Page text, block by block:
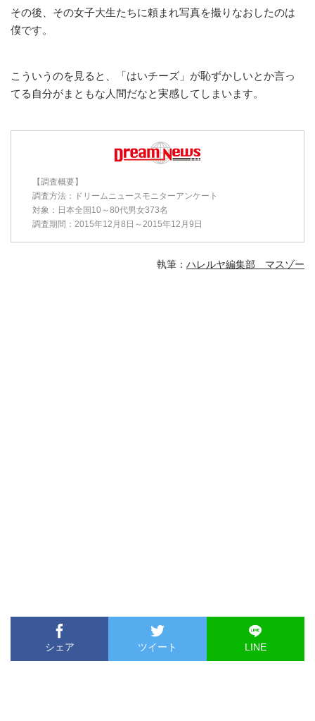
その後、その女子大生たちに頼まれ写真を撮りなおしたのは
僕です。
こういうのを見ると、「はいチーズ」が恥ずかしいとか言っ
てる自分がまともな人間だなと実感してしまいます。
【調査概要】
調査方法：ドリームニュースモニターアンケート
対象：日本全国10～80代男女373名
調査期間：2015年12月8日～2015年12月9日
執筆： ハレルヤ編集部 マスゾー
シェア ツイート LINE